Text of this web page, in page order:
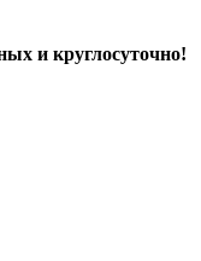
и круглосуточно!